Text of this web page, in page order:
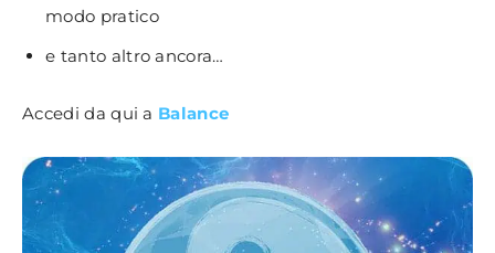
modo pratico
e tanto altro ancora…
Accedi da qui a Balance